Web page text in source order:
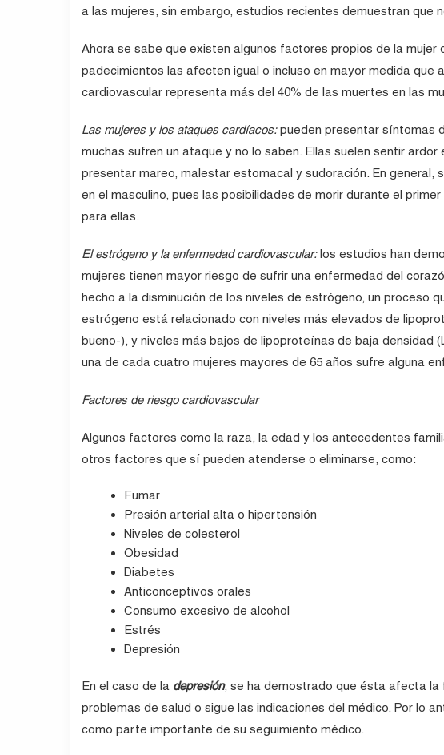
a las mujeres, sin embargo, estudios recientes demuestran que
Ahora se sabe que existen algunos factores propios de la mujer
padecimientos las afecten igual o incluso en mayor medida que
cardiovascular representa más del 40% de las muertes en las
Las mujeres y los ataques cardíacos:pueden presentar síntomas
muchas sufren un ataque y no lo saben. Ellas suelen sentir
presentar mareo, malestar estomacal y sudoración. En general,
en el masculino, pues las posibilidades de morir durante el
para ellas.
El estrógeno y la enfermedad cardiovascular:los estudios han
mujeres tienen mayor riesgo de sufrir una enfermedad del
hecho a la disminución de los niveles de estrógeno, un proceso
estrógeno está relacionado con niveles más elevados de
bueno-), y niveles más bajos de lipoproteínas de baja densidad
una de cada cuatro mujeres mayores de 65 años sufre alguna
Factores de riesgo cardiovascular
Algunos factores como la raza, la edad y los antecedentes
otros factores que sí pueden atenderse o eliminarse, como:
Fumar
Presión arterial alta o hipertensión
Niveles de colesterol
Obesidad
Diabetes
Anticonceptivos orales
Consumo excesivo de alcohol
Estrés
Depresión
En el caso de la depresión, se ha demostrado que ésta afecta la
problemas de salud o sigue las indicaciones del médico. Por lo
como parte importante de su seguimiento médico.